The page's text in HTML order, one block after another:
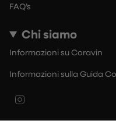
FAQ’s
Chi siamo
Informazioni su Coravin
Informazioni sulla Guida